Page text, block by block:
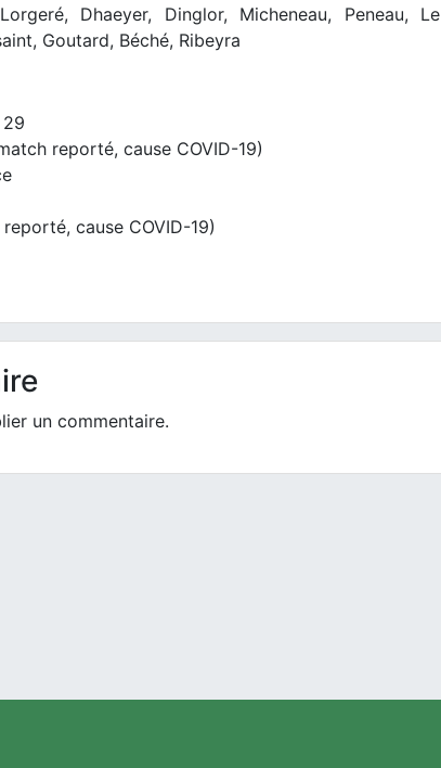
Dhaeyer, Dinglor, Micheneau, Peneau, Le
Goutard, Béché, Ribeyra
reporté, cause COVID-19)
cause COVID-19)
un commentaire.